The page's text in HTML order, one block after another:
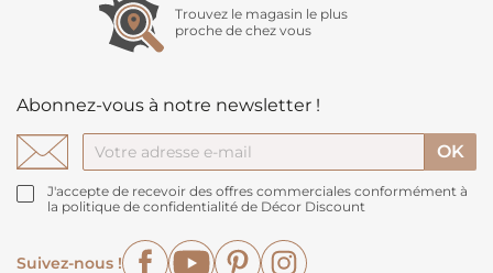
Trouvez le magasin le plus
proche de chez vous
Abonnez-vous à notre newsletter !
J'accepte de recevoir des offres commerciales conformément à
la politique de confidentialité de Décor Discount
Suivez-nous !
FacebookYouTubePinterest